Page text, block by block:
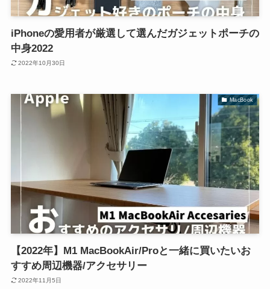
iPhoneの愛用者が厳選して選んだガジェットポーチの
中身2022
2022年10月30日
MacBook
【2022年】M1 MacBookAir/Proと一緒に買いたいお
すすめ周辺機器/アクセサリー
2022年11月5日